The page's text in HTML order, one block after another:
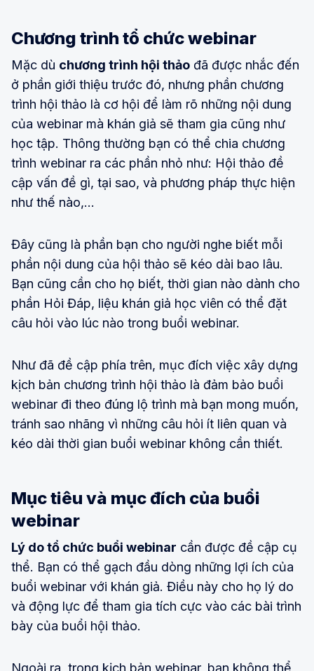
Chương trình tổ chức webinar
Mặc dù chương trình hội thảo đã được nhắc đến
ở phần giới thiệu trước đó, nhưng phần chương
trình hội thảo là cơ hội để làm rõ những nội dung
của webinar mà khán giả sẽ tham gia cũng như
học tập. Thông thường bạn có thể chia chương
trình webinar ra các phần nhỏ như: Hội thảo đề
cập vấn đề gì, tại sao, và phương pháp thực hiện
như thế nào,...
Đây cũng là phần bạn cho người nghe biết mỗi
phần nội dung của hội thảo sẽ kéo dài bao lâu.
Bạn cũng cần cho họ biết, thời gian nào dành cho
phần Hỏi Đáp, liệu khán giả học viên có thể đặt
câu hỏi vào lúc nào trong buổi webinar.
Như đã đề cập phía trên, mục đích việc xây dựng
kịch bản chương trình hội thảo là đảm bảo buổi
webinar đi theo đúng lộ trình mà bạn mong muốn,
tránh sao nhãng vì những câu hỏi ít liên quan và
kéo dài thời gian buổi webinar không cần thiết.
Mục tiêu và mục đích của buổi
webinar
Lý do tổ chức buổi webinar cần được đề cập cụ
thể. Bạn có thể gạch đầu dòng những lợi ích của
buổi webinar với khán giả. Điều này cho họ lý do
và động lực để tham gia tích cực vào các bài trình
bày của buổi hội thảo.
Ngoài ra, trong kịch bản webinar, bạn không thể